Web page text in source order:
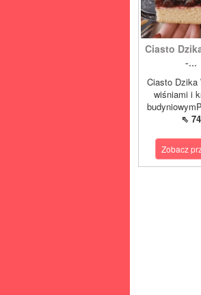
Ciasto
-...
Ciasto Dzika
wiśniami i
⇖ 74
Zobacz